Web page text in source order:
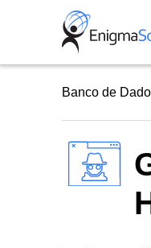
Banco de